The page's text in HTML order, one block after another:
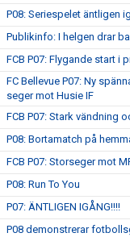
P08: Seriespelet äntligen
Publikinfo: I helgen drar
FCB P07: Flygande start i
FC Bellevue P07: Ny
seger mot Husie IF
FCB P07: Stark vändning
P08: Bortamatch på
FCB P07: Storseger mot
P08: Run To You
P07: ÄNTLIGEN IGÅNG!!!!
P08 demonstrerar